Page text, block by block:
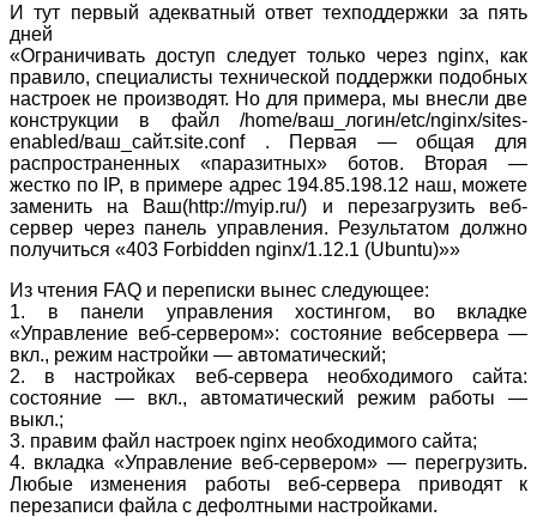
http://blog.aptekainternetowa.co»
+0300] «GET / HTTP/1.0» 200 49296 «-»
«WordPress/4.2.2;
http://www.mirchimusicawards.com;
verifying pingback from 171.244.32.170»
93.191.132.129 — —
[06/Sep/2018:00:16:19 +0300] «GET /
HTTP/1.0» 200 49296 «https://мой_сайт/»
«WordPress/4.9.8;
http://www.dingemansmechanischehorloges.nl;
verifying pingback from 27.254.66.226»
+0300] «GET / HTTP/1.0» 200 49296 «-»
«WordPress/3.9; http://localhost; verifying
pingback from 128.199.239.233»
198.74.59.127 — — [06/Sep/2018:00:16:19
+0300] «GET / HTTP/1.0» 200 49296 «-»
«WordPress/3.7.16;
pingback from 27.254.66.226»
……
И тут первый адекватный ответ техподдержки за пять
дней
«Ограничивать доступ следует только через nginx, как
правило, специалисты технической поддержки подобных
настроек не производят. Но для примера, мы внесли две
конструкции в файл /home/ваш_логин/etc/nginx/sites-
enabled/ваш_сайт.site.conf . Первая — общая для
распространенных «паразитных» ботов. Вторая —
жестко по IP, в примере адрес 194.85.198.12 наш, можете
заменить на Ваш(http://myip.ru/) и перезагрузить веб-
сервер через панель управления. Результатом должно
получиться «403 Forbidden nginx/1.12.1 (Ubuntu)»»
Из чтения FAQ и переписки вынес следующее:
1. в панели управления хостингом, во вкладке
«Управление веб-сервером»: состояние вебсервера —
вкл., режим настройки — автоматический;
2. в настройках веб-сервера необходимого сайта:
состояние — вкл., автоматический режим работы —
выкл.;
3. правим файл настроек nginx необходимого сайта;
4. вкладка «Управление веб-сервером» — перегрузить.
Любые изменения работы веб-сервера приводят к
перезаписи файла с дефолтными настройками.